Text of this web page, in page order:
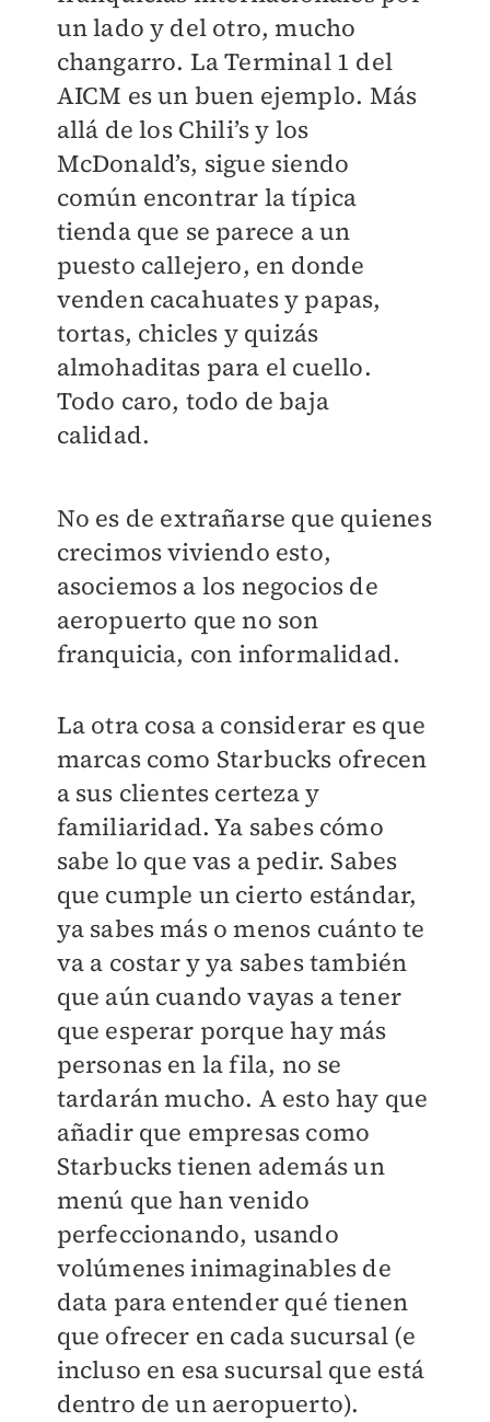
un lado y del otro, mucho
changarro. La Terminal 1 del
AICM es un buen ejemplo. Más
allá de los Chili’s y los
McDonald’s, sigue siendo
común encontrar la típica
tienda que se parece a un
puesto callejero, en donde
venden cacahuates y papas,
tortas, chicles y quizás
almohaditas para el cuello.
Todo caro, todo de baja
calidad.
No es de extrañarse que quienes
crecimos viviendo esto,
asociemos a los negocios de
aeropuerto que no son
franquicia, con informalidad.
La otra cosa a considerar es que
marcas como Starbucks ofrecen
a sus clientes certeza y
familiaridad. Ya sabes cómo
sabe lo que vas a pedir. Sabes
que cumple un cierto estándar,
ya sabes más o menos cuánto te
va a costar y ya sabes también
que aún cuando vayas a tener
que esperar porque hay más
personas en la fila, no se
tardarán mucho. A esto hay que
añadir que empresas como
Starbucks tienen además un
menú que han venido
perfeccionando, usando
volúmenes inimaginables de
data para entender qué tienen
que ofrecer en cada sucursal (e
incluso en esa sucursal que está
dentro de un aeropuerto).